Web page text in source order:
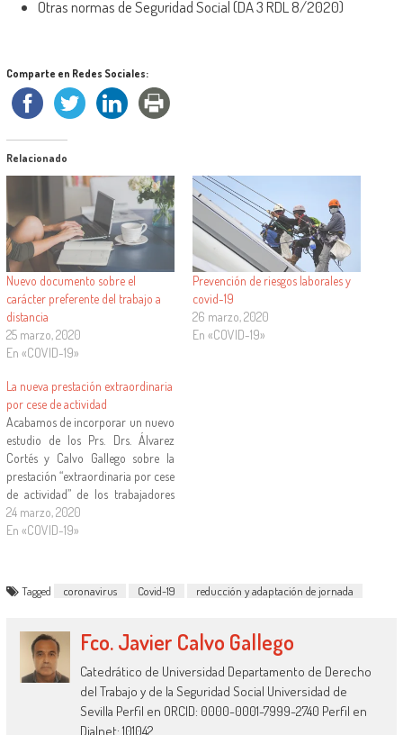
Otras normas de Seguridad Social (DA 3 RDL 8/2020)
Comparte en Redes Sociales:
Relacionado
Nuevo documento sobre el
carácter preferente del trabajo a
distancia
25 marzo, 2020
En «COVID-19»
Prevención de riesgos laborales y
covid-19
26 marzo, 2020
En «COVID-19»
La nueva prestación extraordinaria
por cese de actividad
Acabamos de incorporar un nuevo
estudio de los Prs. Drs. Álvarez
Cortés y Calvo Gallego sobre la
prestación “extraordinaria por cese
de actividad” de los trabajadores
autónomo durante el Estado de
alarma". Puedes acceder al mismo
rogamos que disculpéis las
inevitables erratas y…
24 marzo, 2020
En «COVID-19»
Tagged coronavirus Covid-19 reducción y adaptación de jornada
Fco. Javier Calvo Gallego
Catedrático de Universidad Departamento de Derecho
del Trabajo y de la Seguridad Social Universidad de
Sevilla Perfil en ORCID: 0000-0001-7999-2740 Perfil en
Dialnet: 101042